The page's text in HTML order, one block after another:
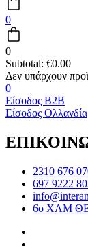
0
0
Subtotal: €0.00
0
Είσοδος B2B
Είσοδος Ολλανδία
2310 676
697 9222
6ο ΧΛΜ